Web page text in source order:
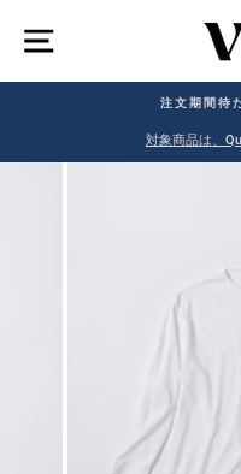
注文期間待
対象商品は、